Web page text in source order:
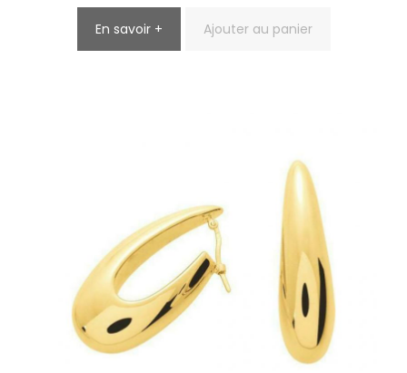
En savoir + Ajouter au panier